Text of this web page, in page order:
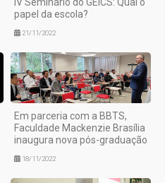
papel da escola?
21/11/2022
Em parceria com a BBTS,
Faculdade Mackenzie Brasília
inaugura nova pós-graduação
18/11/2022